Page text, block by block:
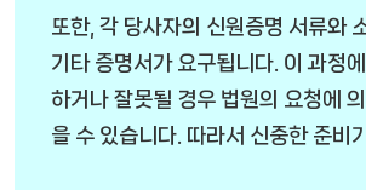
또한, 각 당사자의 신원증명 서류와
기타 증명서가 요구됩니다. 이 과정
하거나 잘못될 경우 법원의 요청에
을 수 있습니다. 따라서 신중한 준비